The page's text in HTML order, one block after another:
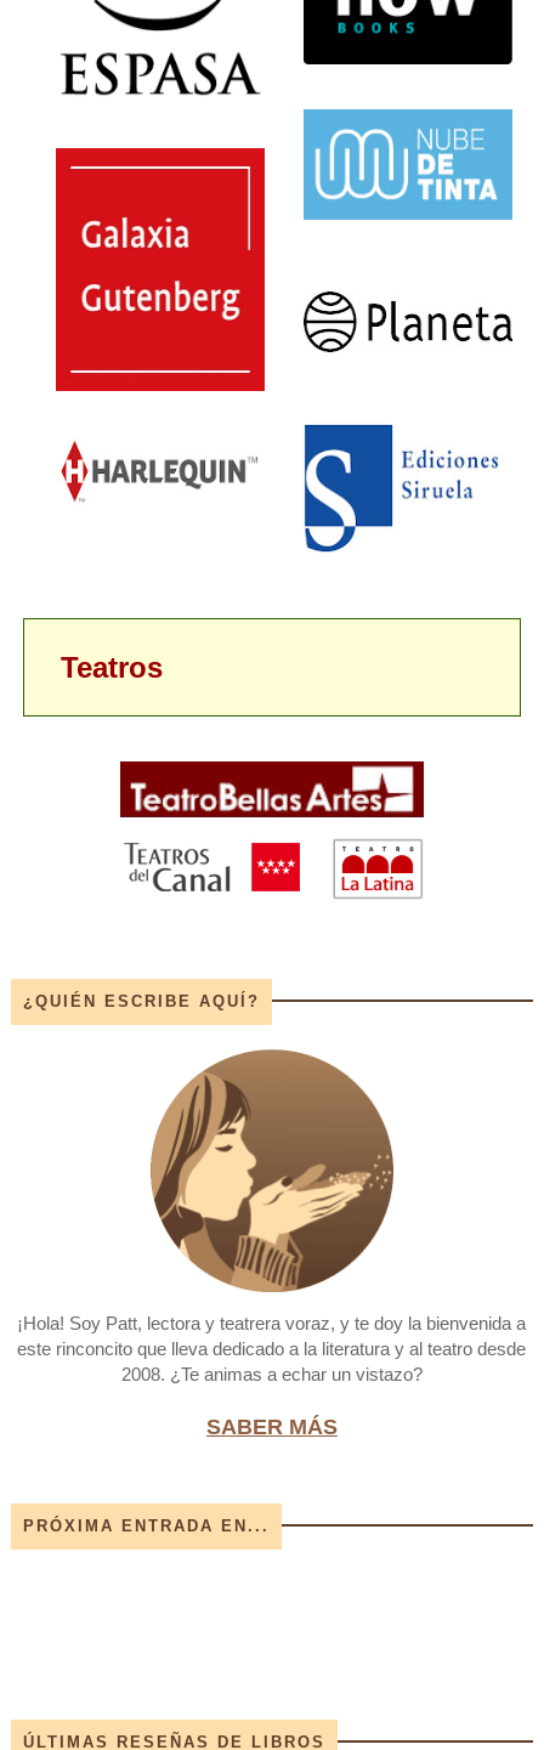
Teatros
¿QUIÉN ESCRIBE AQUÍ?
¡Hola! Soy Patt, lectora y teatrera voraz, y te doy la bienvenida a
este rinconcito que lleva dedicado a la literatura y al teatro desde
2008. ¿Te animas a echar un vistazo?
SABER MÁS
PRÓXIMA ENTRADA EN...
ÚLTIMAS RESEÑAS DE LIBROS